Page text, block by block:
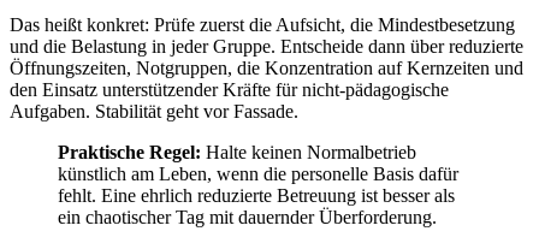
Das heißt konkret: Prüfe zuerst die Aufsicht, die Mindestbesetzung
und die Belastung in jeder Gruppe. Entscheide dann über reduzierte
Öffnungszeiten, Notgruppen, die Konzentration auf Kernzeiten und
den Einsatz unterstützender Kräfte für nicht-pädagogische
Aufgaben. Stabilität geht vor Fassade.
Praktische Regel: Halte keinen Normalbetrieb
künstlich am Leben, wenn die personelle Basis dafür
fehlt. Eine ehrlich reduzierte Betreuung ist besser als
ein chaotischer Tag mit dauernder Überforderung.